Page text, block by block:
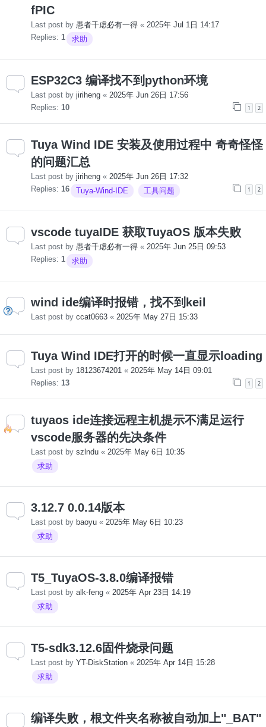
fPIC
Last post by 愚者千虑必有一得 « 2025年 Jul 1日 14:17
Replies: 1 求助
ESP32C3 编译找不到python环境
Last post by jiriheng « 2025年 Jun 26日 17:56
Replies: 10 1 2
Tuya Wind IDE 安装及使用过程中 奇奇怪怪
的问题汇总
Last post by jiriheng « 2025年 Jun 26日 17:32
Replies: 16 1 2
Tuya-Wind-IDE 工具问题
vscode tuyaIDE 获取TuyaOS 版本失败
Last post by 愚者千虑必有一得 « 2025年 Jun 25日 09:53
Replies: 1 求助
wind ide编译时报错，找不到keil
Last post by ccat0663 « 2025年 May 27日 15:33
Tuya Wind IDE打开的时候一直显示loading
Last post by 18123674201 « 2025年 May 14日 09:01
Replies: 13 1 2
tuyaos ide连接远程主机提示不满足运行
vscode服务器的先决条件
Last post by szlndu « 2025年 May 6日 10:35
求助
3.12.7 0.0.14版本
Last post by baoyu « 2025年 May 6日 10:23
求助
T5_TuyaOS-3.8.0编译报错
Last post by alk-feng « 2025年 Apr 23日 14:19
求助
T5-sdk3.12.6固件烧录问题
Last post by YT-DiskStation « 2025年 Apr 14日 15:28
求助
编译失败，根文件夹名称被自动加上"_BAT"